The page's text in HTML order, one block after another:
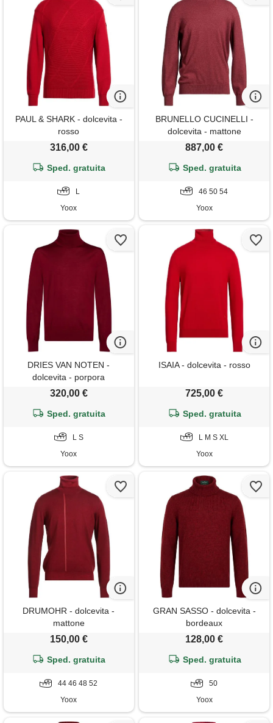
PAUL & SHARK - dolcevita -
rosso
316,00 €
Sped. gratuita
L
Yoox
BRUNELLO CUCINELLI -
dolcevita - mattone
887,00 €
Sped. gratuita
46 50 54
Yoox
DRIES VAN NOTEN -
dolcevita - porpora
320,00 €
Sped. gratuita
L S
Yoox
ISAIA - dolcevita - rosso
725,00 €
Sped. gratuita
L M S XL
Yoox
DRUMOHR - dolcevita -
mattone
150,00 €
Sped. gratuita
44 46 48 52
Yoox
GRAN SASSO - dolcevita -
bordeaux
128,00 €
Sped. gratuita
50
Yoox